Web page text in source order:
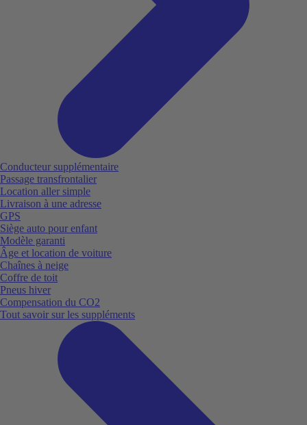
Conducteur supplémentaire
Passage transfrontalier
Location aller simple
Livraison à une adresse
GPS
Siège auto pour enfant
Modèle garanti
Âge et location de voiture
Chaînes à neige
Coffre de toit
Pneus hiver
Compensation du CO2
Tout savoir sur les suppléments